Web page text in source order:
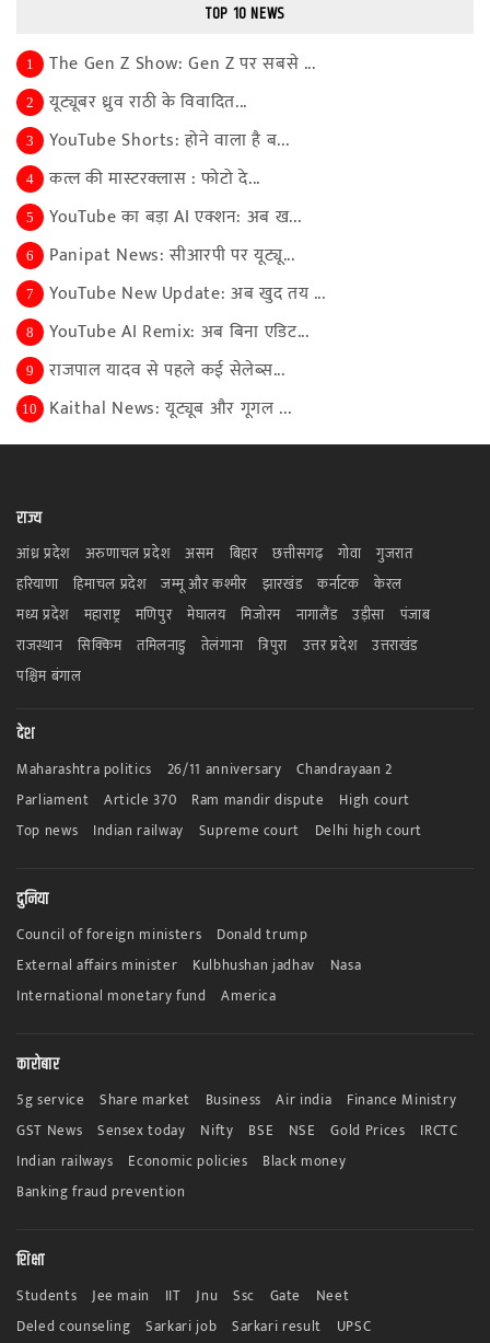
TOP 10 NEWS
1 The Gen Z Show: Gen Z पर सबसे ...
2 यूट्यूबर ध्रुव राठी के विवादित...
3 YouTube Shorts: होने वाला है ब...
4 कत्ल की मास्टरक्लास : फोटो दे...
5 YouTube का बड़ा AI एक्शन: अब ख...
6 Panipat News: सीआरपी पर यूट्यू...
7 YouTube New Update: अब खुद तय ...
8 YouTube AI Remix: अब बिना एडिट...
9 राजपाल यादव से पहले कई सेलेब्स...
10 Kaithal News: यूट्यूब और गूगल ...
राज्य
आंध्र प्रदेश अरुणाचल प्रदेश असम बिहार छत्तीसगढ़ गोवा
गुजरात
हरियाणा
हिमाचल प्रदेश जम्मू और कश्मीर झारखंड कर्नाटक
केरल
मध्य प्रदेश
महाराष्ट्र मणिपुर मेघालय मिजोरम नागालैंड उड़ीसा
पंजाब
राजस्थान
सिक्किम तमिलनाडु तेलंगाना त्रिपुरा उत्तर प्रदेश
उत्तराखंड
पश्चिम बंगाल
देश
Maharashtra politics 26/11 anniversary
Chandrayaan 2
Parliament
Article 370 Ram mandir dispute
High court
Top news
Indian railway Supreme court Delhi high court
दुनिया
Council of foreign ministers
Donald trump
External affairs minister
Kulbhushan jadhav
Nasa
International monetary fund
America
कारोबार
5g service Share market Business Air india
Finance Ministry
GST News
Sensex today Nifty BSE NSE Gold Prices
IRCTC
Indian railways
Economic policies
Black money
Banking fraud prevention
शिक्षा
Students Jee main IIT Jnu Ssc Gate
Neet
Deled counseling
Sarkari job Sarkari result
UPSC